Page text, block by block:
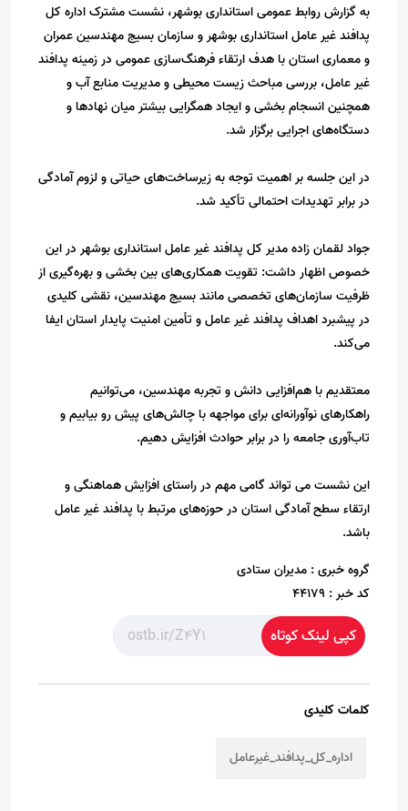
به گزارش روابط عمومی استانداری بوشهر، نشست مشترک اداره کل
پدافند غیر عامل استانداری بوشهر و سازمان بسیج مهندسین عمران
و معماری استان با هدف ارتقاء فرهنگ‌سازی عمومی در زمینه پدافند
غیر عامل، بررسی مباحث زیست محیطی و مدیریت منابع آب و
همچنین انسجام بخشی و ایجاد همگرایی بیشتر میان نهادها و
دستگاه‌های اجرایی برگزار شد.
در این جلسه بر اهمیت توجه به زیرساخت‌های حیاتی و لزوم آمادگی
در برابر تهدیدات احتمالی تأکید شد.
جواد لقمان زاده مدیر کل پدافند غیر عامل استانداری بوشهر در این
خصوص اظهار داشت: تقویت همکاری‌های بین بخشی و بهره‌گیری از
ظرفیت سازمان‌های تخصصی مانند بسیج مهندسین، نقشی کلیدی
در پیشبرد اهداف پدافند غیر عامل و تأمین امنیت پایدار استان ایفا
می‌کند.
معتقدیم با هم‌افزایی دانش و تجربه مهندسین، می‌توانیم
راهکارهای نوآورانه‌ای برای مواجهه با چالش‌های پیش رو بیابیم و
تاب‌آوری جامعه را در برابر حوادث افزایش دهیم.
این نشست می تواند گامی مهم در راستای افزایش هماهنگی و
ارتقاء سطح آمادگی استان در حوزه‌های مرتبط با پدافند غیر عامل
باشد.
گروه خبری : مدیران ستادی
کد خبر : 44179
کپی لینک کوتاه
کلمات کلیدی
اداره_کل_پدافند_غیرعامل